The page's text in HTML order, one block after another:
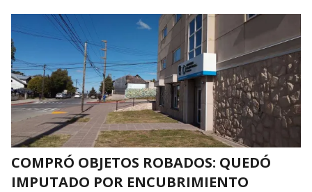
COMPRÓ OBJETOS ROBADOS: QUEDÓ
IMPUTADO POR ENCUBRIMIENTO